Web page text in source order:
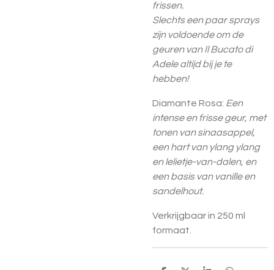
frissen.
Slechts een paar sprays
zijn voldoende om de
geuren van Il Bucato di
Adele altijd bij je te
hebben!
Diamante Rosa: Een
intense en frisse geur, met
tonen van sinaasappel,
een hart van ylang ylang
en lelietje-van-dalen, en
een basis van vanille en
sandelhout.
Verkrijgbaar in 250 ml
formaat.